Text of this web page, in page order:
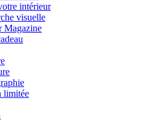
intérieur
visuelle
Magazine
limitée